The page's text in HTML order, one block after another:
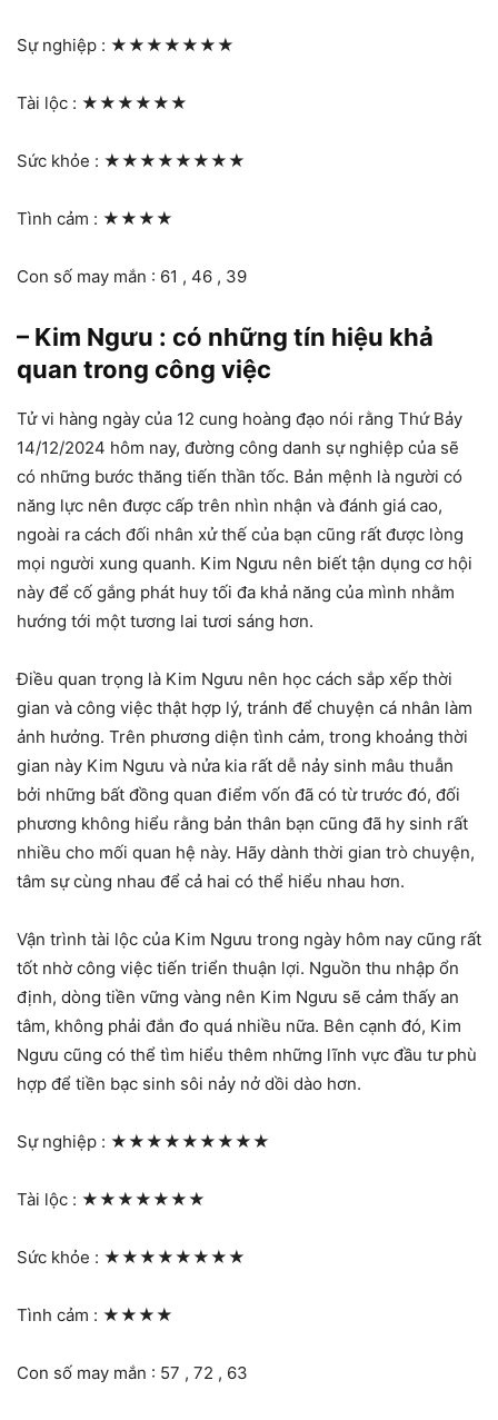
Sự nghiệp : ★★★★★★★
Tài lộc : ★★★★★★
Sức khỏe : ★★★★★★★★
Tình cảm : ★★★★
Con số may mắn : 61 , 46 , 39
– Kim Ngưu : có những tín hiệu khả
quan trong công việc
Tử vi hàng ngày của 12 cung hoàng đạo nói rằng Thứ Bảy
14/12/2024 hôm nay, đường công danh sự nghiệp của sẽ
có những bước thăng tiến thần tốc. Bản mệnh là người có
năng lực nên được cấp trên nhìn nhận và đánh giá cao,
ngoài ra cách đối nhân xử thế của bạn cũng rất được lòng
mọi người xung quanh. Kim Ngưu nên biết tận dụng cơ hội
này để cố gắng phát huy tối đa khả năng của mình nhằm
hướng tới một tương lai tươi sáng hơn.
Điều quan trọng là Kim Ngưu nên học cách sắp xếp thời
gian và công việc thật hợp lý, tránh để chuyện cá nhân làm
ảnh hưởng. Trên phương diện tình cảm, trong khoảng thời
gian này Kim Ngưu và nửa kia rất dễ nảy sinh mâu thuẫn
bởi những bất đồng quan điểm vốn đã có từ trước đó, đối
phương không hiểu rằng bản thân bạn cũng đã hy sinh rất
nhiều cho mối quan hệ này. Hãy dành thời gian trò chuyện,
tâm sự cùng nhau để cả hai có thể hiểu nhau hơn.
Vận trình tài lộc của Kim Ngưu trong ngày hôm nay cũng rất
tốt nhờ công việc tiến triển thuận lợi. Nguồn thu nhập ổn
định, dòng tiền vững vàng nên Kim Ngưu sẽ cảm thấy an
tâm, không phải đắn đo quá nhiều nữa. Bên cạnh đó, Kim
Ngưu cũng có thể tìm hiểu thêm những lĩnh vực đầu tư phù
hợp để tiền bạc sinh sôi nảy nở dồi dào hơn.
Sự nghiệp : ★★★★★★★★★
Tài lộc : ★★★★★★★
Sức khỏe : ★★★★★★★★
Tình cảm : ★★★★
Con số may mắn : 57 , 72 , 63